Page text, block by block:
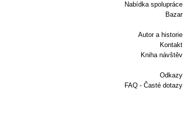
Nabídka spolupráce
Bazar
Autor a historie
Kontakt
Kniha návštěv
Odkazy
FAQ - Časté dotazy